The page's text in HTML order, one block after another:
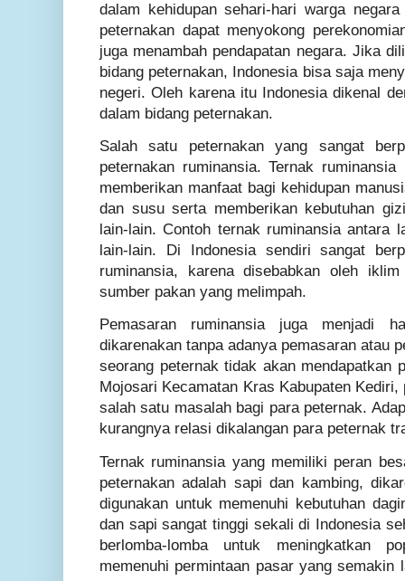
dalam kehidupan sehari-hari warga
peternakan dapat menyokong
juga menambah pendapatan negara. Jika
bidang peternakan, Indonesia bisa saja
negeri. Oleh karena itu Indonesia dikenal
dalam bidang peternakan.
Salah satu peternakan yang sangat
peternakan ruminansia. Ternak
memberikan manfaat bagi kehidupan
dan susu serta memberikan kebutuhan
lain-lain. Contoh ternak ruminansia antara
lain-lain. Di Indonesia sendiri sangat
ruminansia, karena disebabkan oleh
sumber pakan yang melimpah.
Pemasaran ruminansia juga menjadi
dikarenakan tanpa adanya pemasaran atau
seorang peternak tidak akan mendapatkan
Mojosari Kecamatan Kras Kabupaten
salah satu masalah bagi para peternak.
kurangnya relasi dikalangan para peternak
Ternak ruminansia yang memiliki peran
peternakan adalah sapi dan kambing,
digunakan untuk memenuhi kebutuhan
dan sapi sangat tinggi sekali di Indonesia
berlomba-lomba untuk meningkatkan
memenuhi permintaan pasar yang semakin